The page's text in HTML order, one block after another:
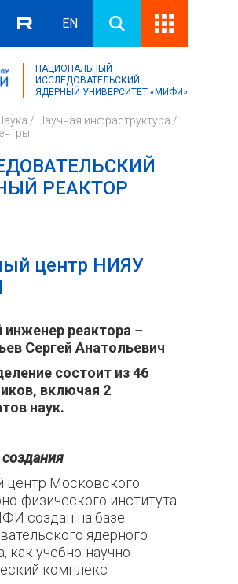
поиска
EN
НАЦИОНАЛЬНЫЙ
ИССЛЕДОВАТЕЛЬСКИЙ
ЯДЕРНЫЙ УНИВЕРСИТЕТ «МИФИ»
/ Научная инфраструктура /
РЕАКТОР
центр НИЯУ
инженер реактора –
Сергей Анатольевич
состоит из 46
включая 2
наук.
центр Московского
физического института
создан на базе
ядерного
как учебно-научно-
комплекс